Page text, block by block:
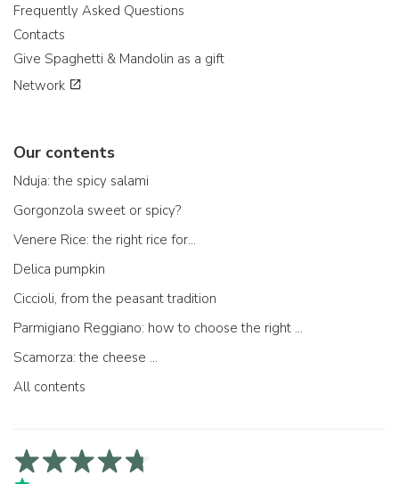
Frequently Asked Questions
Contacts
Give Spaghetti & Mandolin as a gift
Network
Our contents
Nduja: the spicy salami
Gorgonzola sweet or spicy?
Venere Rice: the right rice for...
Delica pumpkin
Ciccioli, from the peasant tradition
Parmigiano Reggiano: how to choose the right one
Scamorza: the cheese ...
All contents